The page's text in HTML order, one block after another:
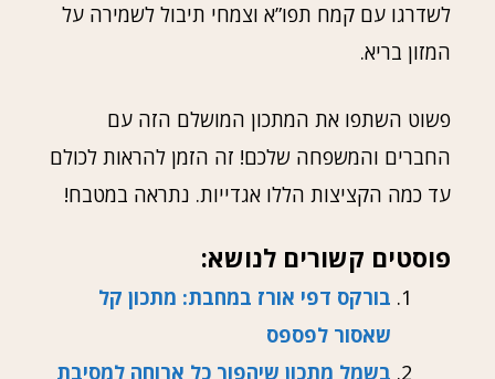
לשדרגו עם קמח תפו”א וצמחי תיבול לשמירה על
המזון בריא.
פשוט השתפו את המתכון המושלם הזה עם
החברים והמשפחה שלכם! זה הזמן להראות לכולם
עד כמה הקציצות הללו אגדייות. נתראה במטבח!
פוסטים קשורים לנושא:
בורקס דפי אורז במחבת: מתכון קל
שאסור לפספס
בשמל מתכון שיהפוך כל ארוחה למסיבת